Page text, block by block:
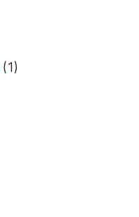
(1)